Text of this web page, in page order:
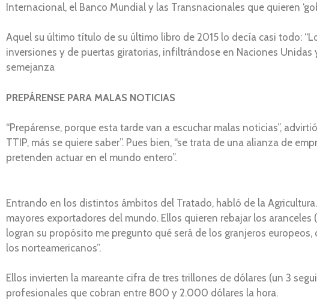
Internacional, el Banco Mundial y las Transnacionales que quieren
Aquel su último título de su último libro de 2015 lo decía casi todo:
inversiones y de puertas giratorias, infiltrándose en Naciones
semejanza
PREPÁRENSE PARA MALAS NOTICIAS
“Prepárense, porque esta tarde van a escuchar malas noticias”,
TTIP, más se quiere saber”. Pues bien, “se trata de una alianza de
pretenden actuar en el mundo entero”.
Entrando en los distintos ámbitos del Tratado, habló de la
mayores exportadores del mundo. Ellos quieren rebajar los
logran su propósito me pregunto qué será de los granjeros
los norteamericanos”.
Ellos invierten la mareante cifra de tres trillones de dólares (un 3
profesionales que cobran entre 800 y 2.000 dólares la hora.